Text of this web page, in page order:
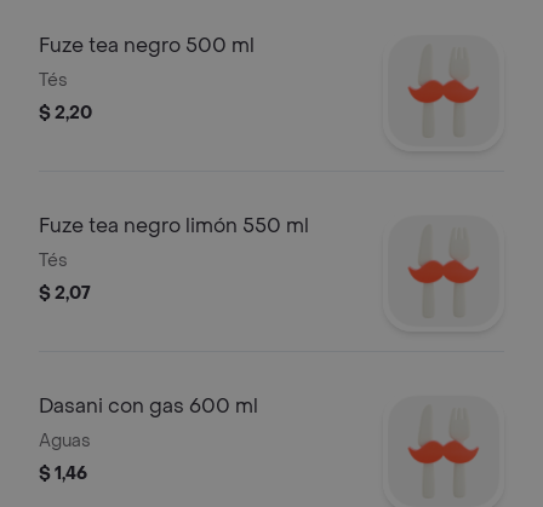
Fuze tea negro 500 ml
Tés
$ 2,20
Fuze tea negro limón 550 ml
Tés
$ 2,07
Dasani con gas 600 ml
Aguas
$ 1,46